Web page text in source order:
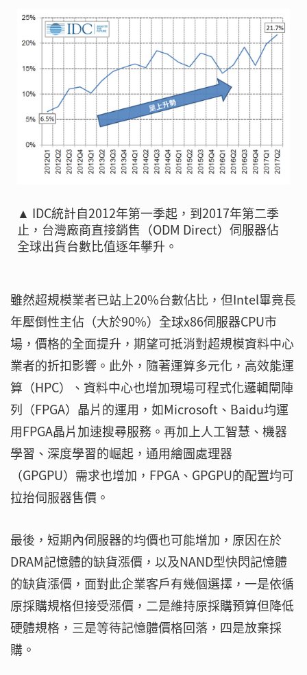
▲ IDC統計自2012年第一季起，到2017年第二季
止，台灣廠商直接銷售（ODM Direct）伺服器佔
全球出貨台數比值逐年攀升。
雖然超規模業者已站上20%台數佔比，但Intel畢竟長
年壓倒性主佔（大於90%）全球x86伺服器CPU市
場，價格的全面提升，期望可抵消對超規模資料中心
業者的折扣影響。此外，隨著運算多元化，高效能運
算（HPC）、資料中心也增加現場可程式化邏輯閘陣
列（FPGA）晶片的運用，如Microsoft、Baidu均運
用FPGA晶片加速搜尋服務。再加上人工智慧、機器
學習、深度學習的崛起，通用繪圖處理器
（GPGPU）需求也增加，FPGA、GPGPU的配置均可
拉抬伺服器售價。
最後，短期內伺服器的均價也可能增加，原因在於
DRAM記憶體的缺貨漲價，以及NAND型快閃記憶體
的缺貨漲價，面對此企業客戶有幾個選擇，一是依循
原採購規格但接受漲價，二是維持原採購預算但降低
硬體規格，三是等待記憶體價格回落，四是放棄採
購。